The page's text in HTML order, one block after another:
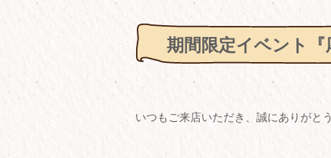
期間限定イベント
いつもご来店いただき、誠にありがと